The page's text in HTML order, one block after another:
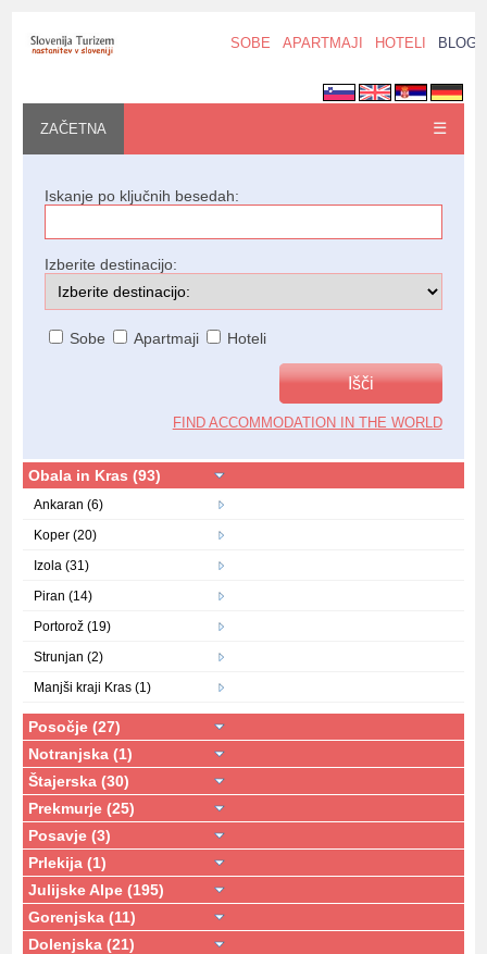
SOBE APARTMAJI HOTELI BLOG
ZAČETNA ☰
Iskanje po ključnih besedah:
Izberite destinacijo:
Sobe Apartmaji Hoteli
FIND ACCOMMODATION IN THE WORLD
Obala in Kras (93)
Ankaran (6)
Koper (20)
Izola (31)
Piran (14)
Portorož (19)
Strunjan (2)
Manjši kraji Kras (1)
Posočje (27)
Notranjska (1)
Štajerska (30)
Prekmurje (25)
Posavje (3)
Prlekija (1)
Julijske Alpe (195)
Gorenjska (11)
Dolenjska (21)